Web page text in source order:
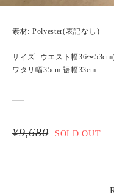
素材: Polyester(表記なし)
サイズ: ウエスト幅36〜
ワタリ幅35cm 裾幅33cm
¥9,680 SOLD OUT